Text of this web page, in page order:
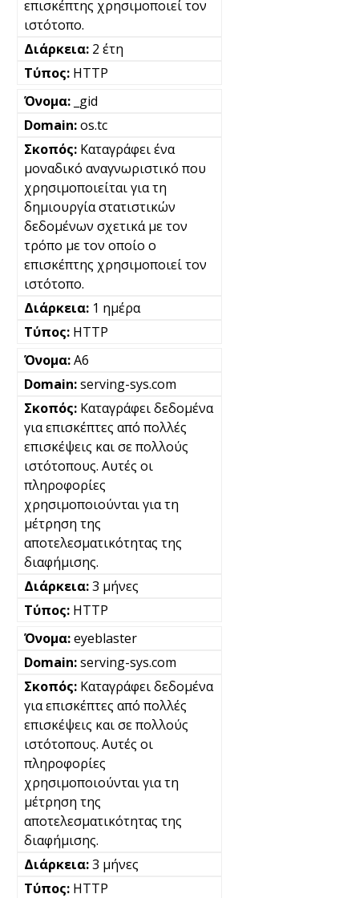
επισκέπτης χρησιμοποιεί τον
ιστότοπο.
2 έτη
HTTP
_gid
os.tc
Καταγράφει ένα
μοναδικό αναγνωριστικό που
χρησιμοποιείται για τη
δημιουργία στατιστικών
δεδομένων σχετικά με τον
τρόπο με τον οποίο ο
επισκέπτης χρησιμοποιεί τον
ιστότοπο.
1 ημέρα
HTTP
A6
serving-sys.com
Καταγράφει δεδομένα
για επισκέπτες από πολλές
επισκέψεις και σε πολλούς
ιστότοπους. Αυτές οι
πληροφορίες
χρησιμοποιούνται για τη
μέτρηση της
αποτελεσματικότητας της
διαφήμισης.
3 μήνες
HTTP
eyeblaster
serving-sys.com
Καταγράφει δεδομένα
για επισκέπτες από πολλές
επισκέψεις και σε πολλούς
ιστότοπους. Αυτές οι
πληροφορίες
χρησιμοποιούνται για τη
μέτρηση της
αποτελεσματικότητας της
διαφήμισης.
3 μήνες
HTTP